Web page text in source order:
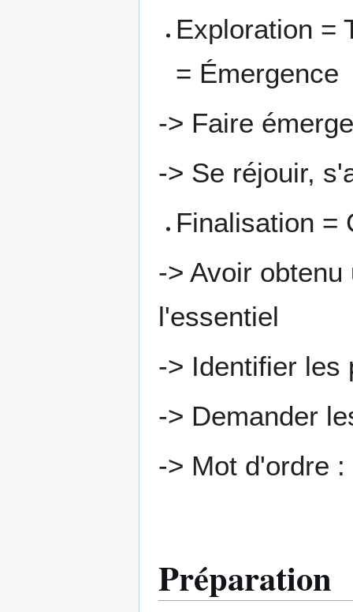
Exploration =
= Émergence
-> Faire
-> Se réjouir,
Finalisation =
-> Avoir
l'essentiel
-> Identifier les
-> Demander
-> Mot d'ordre
Préparation